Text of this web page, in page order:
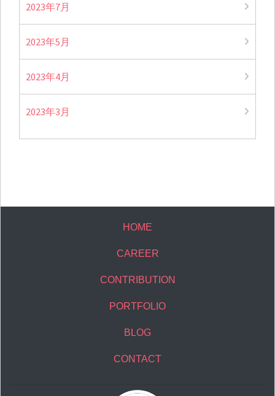
2023年7月
2023年5月
2023年4月
2023年3月
HOME
CAREER
CONTRIBUTION
PORTFOLIO
BLOG
CONTACT